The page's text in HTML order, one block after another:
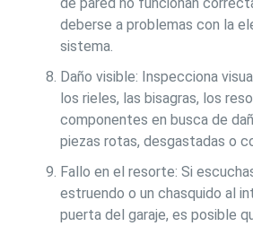
deberse a problemas con la
sistema.
Daño visible: Inspecciona
los rieles, las bisagras, los
componentes en busca de
piezas rotas, desgastadas o
Fallo en el resorte: Si
estruendo o un chasquido al
puerta del garaje, es posible